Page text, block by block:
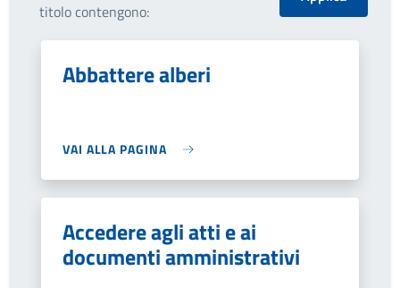
titolo contengono:
Abbattere alberi
VAI ALLA PAGINA
Accedere agli atti e ai
documenti amministrativi